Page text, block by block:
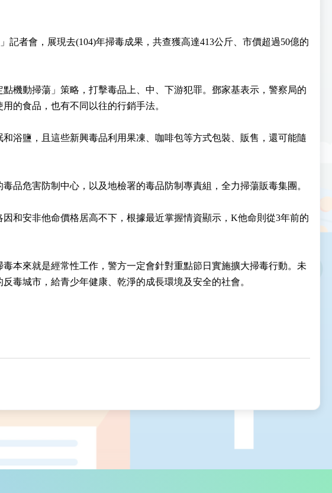
者會，展現去(104)年掃毒成果，共查獲高達413公斤、市價超過50億的
機動掃蕩」策略，打擊毒品上、中、下游犯罪。鄧家基表示，警察局的
的食品，也有不同以往的行銷手法。
浴鹽，且這些新興毒品利用果凍、咖啡包等方式包裝、販售，還可能隨
品危害防制中心，以及地檢署的毒品防制專責組，全力掃蕩販毒集團。
和安非他命價格居高不下，根據最近掌握情資顯示，K他命則從3年前的
本來就是經常性工作，警方一定會針對重點節日實施擴大掃毒行動。未
毒城市，給青少年健康、乾淨的成長環境及安全的社會。